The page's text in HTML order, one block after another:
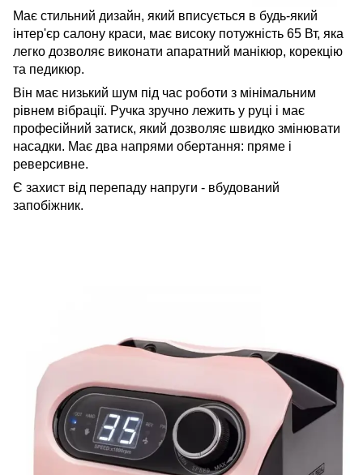
Має стильний дизайн, який вписується в будь-який
інтер'єр салону краси, має високу потужність 65 Вт, яка
легко дозволяє виконати апаратний манікюр, корекцію
та педикюр.
Він має низький шум під час роботи з мінімальним
рівнем вібрації. Ручка зручно лежить у руці і має
професійний затиск, який дозволяє швидко змінювати
насадки. Має два напрями обертання: пряме і
реверсивне.
Є захист від перепаду напруги - вбудований
запобіжник.